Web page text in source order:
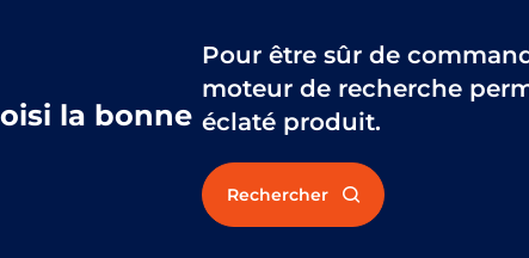
la bonne
Pour être sûr de
moteur de recherche
éclaté produit.
Rechercher